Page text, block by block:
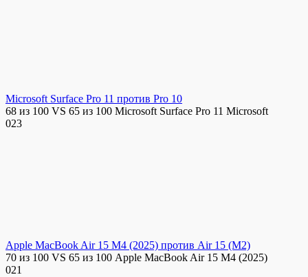
Microsoft Surface Pro 11 против Pro 10
68 из 100 VS 65 из 100 Microsoft Surface Pro 11 Microsoft
023
Apple MacBook Air 15 M4 (2025) против Air 15 (M2)
70 из 100 VS 65 из 100 Apple MacBook Air 15 M4 (2025)
021